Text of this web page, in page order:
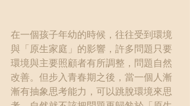
在一個孩子年幼的時候，往往受到環境
與「原生家庭」的影響，許多問題只要
環境與主要照顧者有所調整，問題自然
改善。但步入青春期之後，當一個人漸
漸有抽象思考能力，可以跳脫環境來思